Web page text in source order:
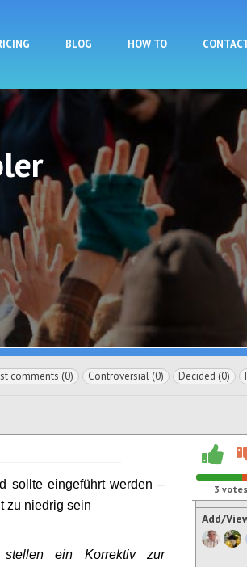
BLOG HOW TO
comments (0) Controversial (0) Decided (0)
sollte eingeführt werden –
zu niedrig sein
stellen ein Korrektiv zur
3 votes
Add/